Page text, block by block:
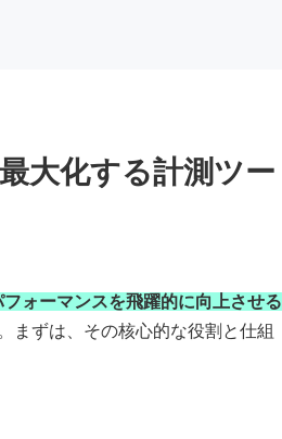
大化する計測ツー
フォーマンスを飛躍的に向上させる
まずは、その核心的な役割と仕組